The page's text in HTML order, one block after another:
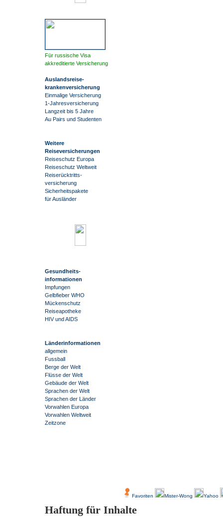
Für russische Visa
akkreditierte Versicherung
Auslandsreise-
krankenversicherung
Einmalige Versicherung
1-Jahresversicherung
Langzeit bis 5 Jahre
Au Pairs und Studenten
Weitere
Reiseversicherungen
Reiseschutz Europa
Reiseschutz Weltweit
Reiserücktritts-
versicherung
Sicherheitspakete
für Ausländer
Gesundheits-
informationen
Impfungen
Gelbfieber WHO
Mückenschutz
Reiseapotheke
HIV und AIDS
Länderinformationen
allgemein
Fussball
Berge der Welt
Flüsse der Welt
Gebäude der Welt
Sprachen der Welt
Sprachen der Länder
Vorwahlen Europa
Vorwahlen Weltweit
Zeitzone
Favoriten Mister-Wong Yahoo
Haftung für Inhalte